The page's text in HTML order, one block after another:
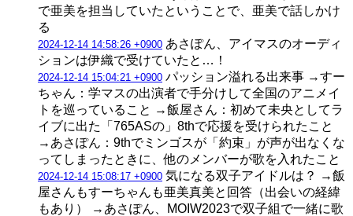
で亜美を担当していたということで、亜美で話しかけ
る
2024-12-14 14:58:26 +0900 あさぽん、アイマスのオーディ
ションは伊織で受けていたと…！
2024-12-14 15:04:21 +0900 パッション溢れる出来事 →すー
ちゃん：学マスの出演者で手分けして全国のアニメイ
トを巡っていること →飯屋さん：初めて未央としてラ
イブに出た「765ASの」8thで応援を受けられたこと
→あさぽん：9thでミンゴスが「約束」が声が出なくな
ってしまったときに、他のメンバーが歌を入れたこと
2024-12-14 15:08:17 +0900 気になる双子アイドルは？ →飯
屋さんもすーちゃんも亜美真美と回答（出会いの経緯
もあり） →あさぽん、MOIW2023で双子組で一緒に歌